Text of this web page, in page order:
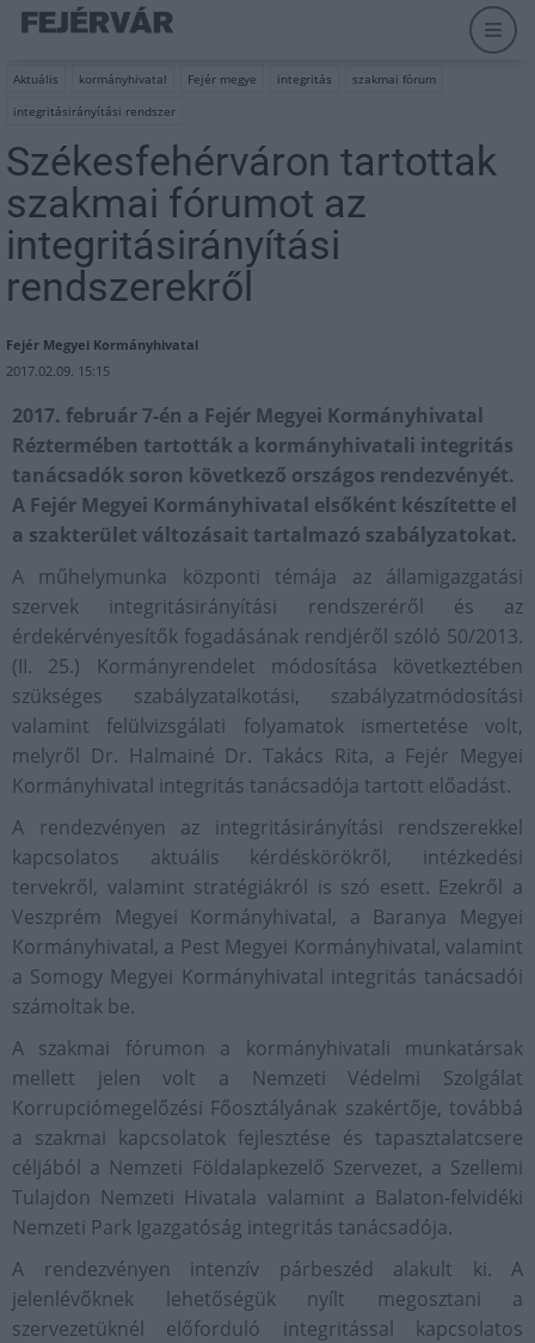
Aktuális kormányhivatal Fejér megye integritás
szakmai fórum
integritásirányítási rendszer
Székesfehérváron tartottak
szakmai fórumot az
integritásirányítási
rendszerekről
Fejér Megyei Kormányhivatal
2017.02.09. 15:15
2017. február 7-én a Fejér Megyei Kormányhivatal
Réztermében tartották a kormányhivatali integritás
tanácsadók soron következő országos rendezvényét.
A Fejér Megyei Kormányhivatal elsőként készítette el
a szakterület változásait tartalmazó szabályzatokat.
A műhelymunka központi témája az államigazgatási
szervek integritásirányítási rendszeréről és az
érdekérvényesítők fogadásának rendjéről szóló 50/2013.
(II. 25.) Kormányrendelet módosítása következtében
szükséges szabályzatalkotási, szabályzatmódosítási
valamint felülvizsgálati folyamatok ismertetése volt,
melyről Dr. Halmainé Dr. Takács Rita, a Fejér Megyei
Kormányhivatal integritás tanácsadója tartott előadást.
A rendezvényen az integritásirányítási rendszerekkel
kapcsolatos aktuális kérdéskörökről, intézkedési
tervekről, valamint stratégiákról is szó esett. Ezekről a
Veszprém Megyei Kormányhivatal, a Baranya Megyei
Kormányhivatal, a Pest Megyei Kormányhivatal, valamint
a Somogy Megyei Kormányhivatal integritás tanácsadói
számoltak be.
A szakmai fórumon a kormányhivatali munkatársak
mellett jelen volt a Nemzeti Védelmi Szolgálat
Korrupciómegelőzési Főosztályának szakértője, továbbá
a szakmai kapcsolatok fejlesztése és tapasztalatcsere
céljából a Nemzeti Földalapkezelő Szervezet, a Szellemi
Tulajdon Nemzeti Hivatala valamint a Balaton-felvidéki
Nemzeti Park Igazgatóság integritás tanácsadója.
A rendezvényen intenzív párbeszéd alakult ki. A
jelenlévőknek lehetőségük nyílt megosztani a
szervezetüknél előforduló integritással kapcsolatos